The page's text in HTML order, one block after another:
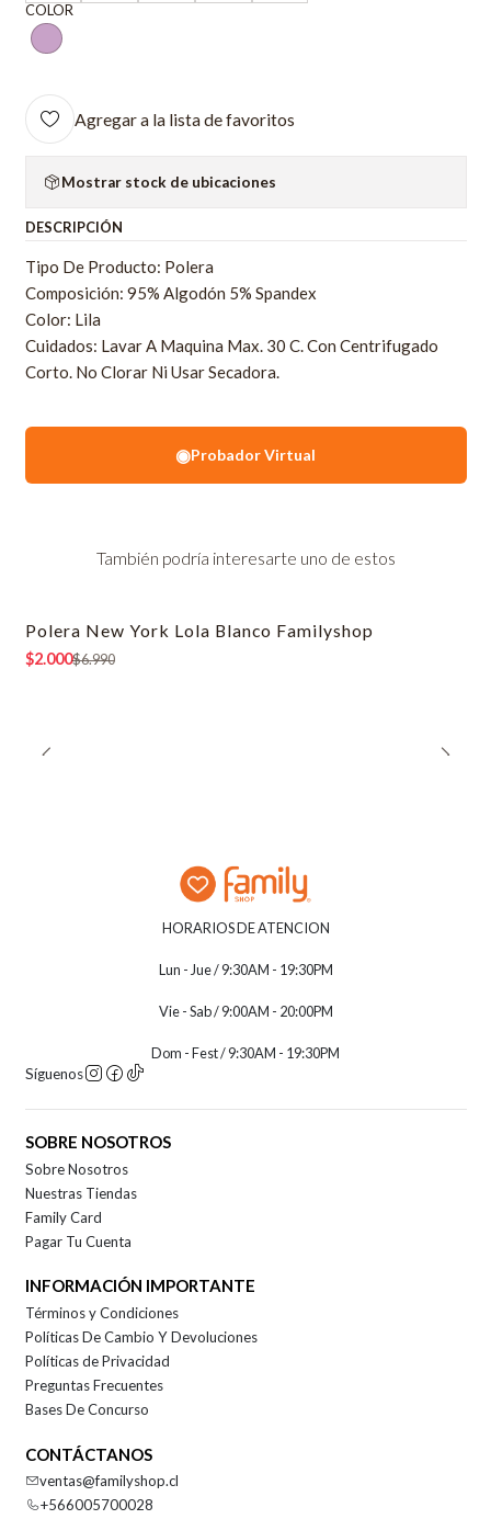
COLOR
Agregar a la lista de favoritos
Mostrar stock de ubicaciones
DESCRIPCIÓN
Tipo De Producto: Polera
Composición: 95% Algodón 5% Spandex
Color: Lila
Cuidados: Lavar A Maquina Max. 30 C. Con Centrifugado
Corto. No Clorar Ni Usar Secadora.
◉Probador Virtual
También podría interesarte uno de estos
-71% OFF
Polera New York Lola Blanco Familyshop
$2.000$6.990
HORARIOS DE ATENCION
Lun - Jue / 9:30AM - 19:30PM
Vie - Sab / 9:00AM - 20:00PM
Dom - Fest / 9:30AM - 19:30PM
Síguenos
SOBRE NOSOTROS
Sobre Nosotros
Nuestras Tiendas
Family Card
Pagar Tu Cuenta
INFORMACIÓN IMPORTANTE
Términos y Condiciones
Políticas De Cambio Y Devoluciones
Políticas de Privacidad
Preguntas Frecuentes
Bases De Concurso
CONTÁCTANOS
ventas@familyshop.cl
+566005700028